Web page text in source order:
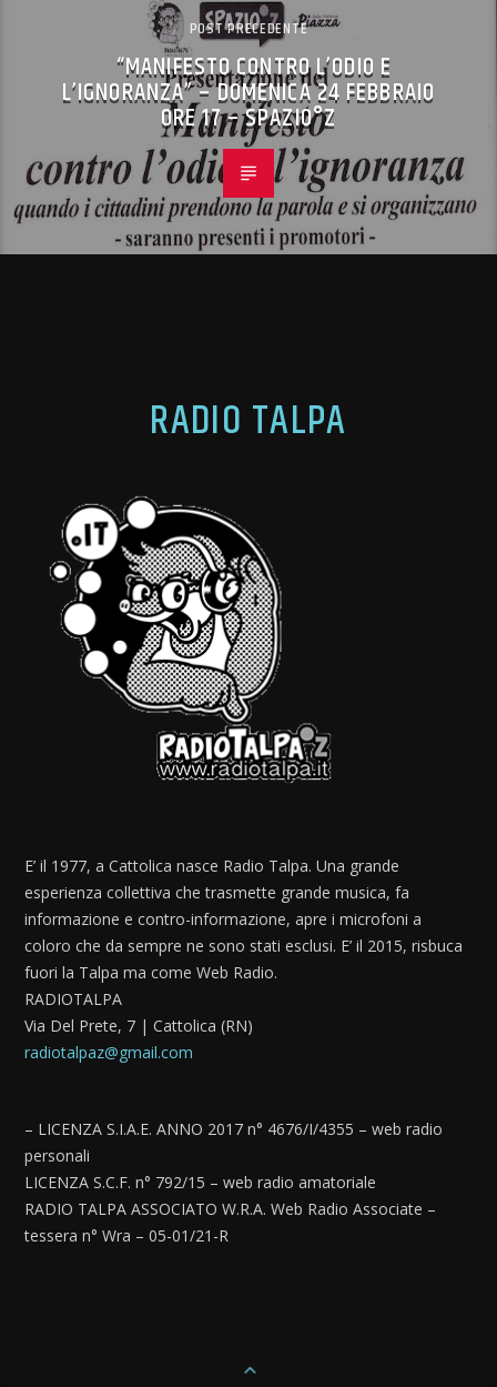
POST PRECEDENTE
“MANIFESTO CONTRO L’ODIO E
L’IGNORANZA” – DOMENICA 24 FEBBRAIO
ORE 17 – SPAZIO°Z
RADIO TALPA
E’ il 1977, a Cattolica nasce Radio Talpa. Una grande
esperienza collettiva che trasmette grande musica, fa
informazione e contro-informazione, apre i microfoni a
coloro che da sempre ne sono stati esclusi. E’ il 2015, risbuca
fuori la Talpa ma come Web Radio.
RADIOTALPA
Via Del Prete, 7 | Cattolica (RN)
radiotalpaz@gmail.com
– LICENZA S.I.A.E. ANNO 2017 n° 4676/I/4355 – web radio
personali
LICENZA S.C.F. n° 792/15 – web radio amatoriale
RADIO TALPA ASSOCIATO W.R.A. Web Radio Associate –
tessera n° Wra – 05-01/21-R